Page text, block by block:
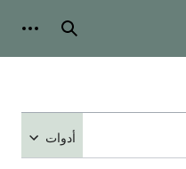
بحث
أدوات